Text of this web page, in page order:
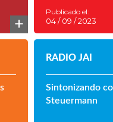
+
Publicado el:
04 / 09 / 2023
Sintonizando